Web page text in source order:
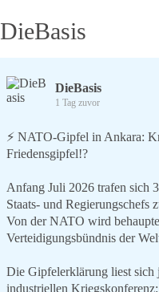
Doppelspitze)
DieBasis
DieBasis
1 Tag zuvor
⚡️ NATO-Gipfel in Ankara:
Friedensgipfel!?
Anfang Juli 2026 trafen sich
Staats- und
Von der NATO wird
Verteidigungsbündnis der
Die Gipfelerklärung liest
industriellen Kriegskonferenz: